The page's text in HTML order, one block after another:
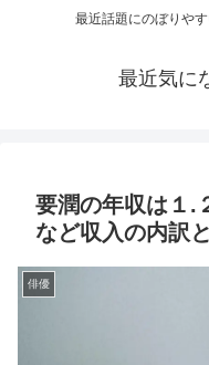
最近話題にのぼりや
最近気に
要潤の年収は１.
など収入の内訳
俳優